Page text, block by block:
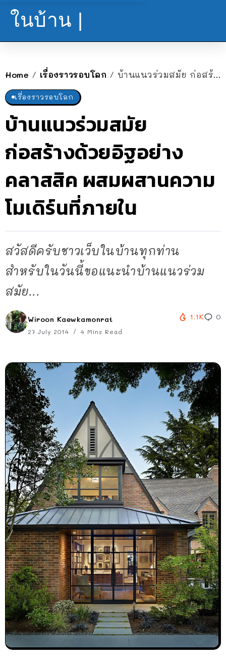
ในบ้าน |
Home / เรื่องราวรอบโลก / บ้านแนวร่วมสมัย ก่อสร้างด้วยอิฐอย่างคลาสสิค ผสมผสานความโมเดิร์นที่ภายใน
เรื่องราวรอบโลก
บ้านแนวร่วมสมัย
ก่อสร้างด้วยอิฐอย่าง
คลาสสิค ผสมผสานความ
โมเดิร์นที่ภายใน
สวัสดีครับชาวเว็บในบ้านทุกท่าน
สำหรับในวันนี้ขอแนะนำบ้านแนวร่วม
สมัย...
Wiroon Kaewkamonrat
27 July 2014 4 Mins Read
1.1K 0